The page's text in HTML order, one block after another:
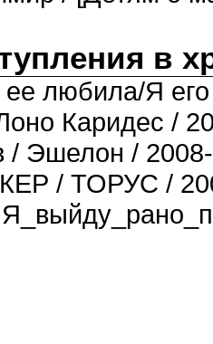
в
любила/Я
Каридес /
/ Эшелон /
/ ТОРУС /